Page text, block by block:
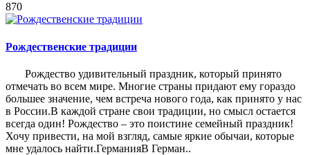
870
Рождественские традиции
Рождество удивительный праздник, который принято
отмечать во всем мире. Многие страны придают ему гораздо
большее значение, чем встреча нового года, как принято у нас
в России.В каждой стране свои традиции, но смысл остается
всегда один! Рождество – это поистине семейный праздник!
Хочу привести, на мой взгляд, самые яркие обычаи, которые
мне удалось найти.ГерманияВ Герман..